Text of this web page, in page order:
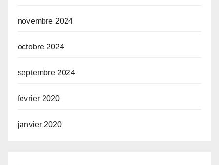
novembre 2024
octobre 2024
septembre 2024
février 2020
janvier 2020